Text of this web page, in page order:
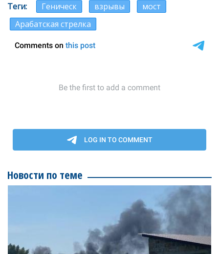
Теги Геническ взрывы
мост
Арабатская стрелка
Новости по теме